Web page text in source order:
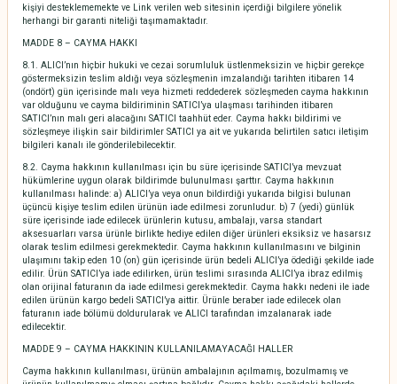
kişiyi desteklememekte ve Link verilen web sitesinin içerdiği bilgilere yönelik
herhangi bir garanti niteliği taşımamaktadır.
MADDE 8 – CAYMA HAKKI
8.1. ALICI’nın hiçbir hukuki ve cezai sorumluluk üstlenmeksizin ve hiçbir gerekçe
göstermeksizin teslim aldığı veya sözleşmenin imzalandığı tarihten itibaren 14
(ondört) gün içerisinde malı veya hizmeti reddederek sözleşmeden cayma hakkının
var olduğunu ve cayma bildiriminin SATICI’ya ulaşması tarihinden itibaren
SATICI’nın malı geri alacağını SATICI taahhüt eder. Cayma hakkı bildirimi ve
sözleşmeye ilişkin sair bildirimler SATICI ya ait ve yukarıda belirtilen satıcı iletişim
bilgileri kanalı ile gönderilebilecektir.
8.2. Cayma hakkının kullanılması için bu süre içerisinde SATICI’ya mevzuat
hükümlerine uygun olarak bildirimde bulunulması şarttır. Cayma hakkının
kullanılması halinde: a) ALICI’ya veya onun bildirdiği yukarıda bilgisi bulunan
üçüncü kişiye teslim edilen ürünün iade edilmesi zorunludur. b) 7 (yedi) günlük
süre içerisinde iade edilecek ürünlerin kutusu, ambalajı, varsa standart
aksesuarları varsa ürünle birlikte hediye edilen diğer ürünleri eksiksiz ve hasarsız
olarak teslim edilmesi gerekmektedir. Cayma hakkının kullanılmasını ve bilginin
ulaşımını takip eden 10 (on) gün içerisinde ürün bedeli ALICI’ya ödediği şekilde iade
edilir. Ürün SATICI’ya iade edilirken, ürün teslimi sırasında ALICI’ya ibraz edilmiş
olan orijinal faturanın da iade edilmesi gerekmektedir. Cayma hakkı nedeni ile iade
edilen ürünün kargo bedeli SATICI’ya aittir. Ürünle beraber iade edilecek olan
faturanın iade bölümü doldurularak ve ALICI tarafından imzalanarak iade
edilecektir.
MADDE 9 – CAYMA HAKKININ KULLANILAMAYACAĞI HALLER
Cayma hakkının kullanılması, ürünün ambalajının açılmamış, bozulmamış ve